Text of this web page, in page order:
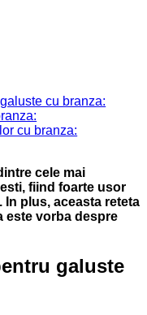
cu branza:
cu branza:
cele mai
fiind foarte usor
plus, aceasta reteta
este vorba despre
galuste